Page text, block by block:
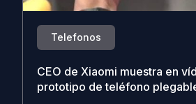
Telefonos
CEO de Xiaomi muestra en
prototipo de teléfono